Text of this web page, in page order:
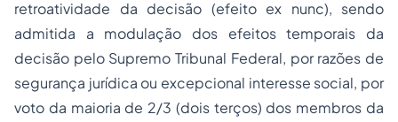
retroatividade da decisão (efeito ex nunc), sendo
admitida a modulação dos efeitos temporais da
decisão pelo Supremo Tribunal Federal, por razões de
segurança jurídica ou excepcional interesse social, por
voto da maioria de 2/3 (dois terços) dos membros da